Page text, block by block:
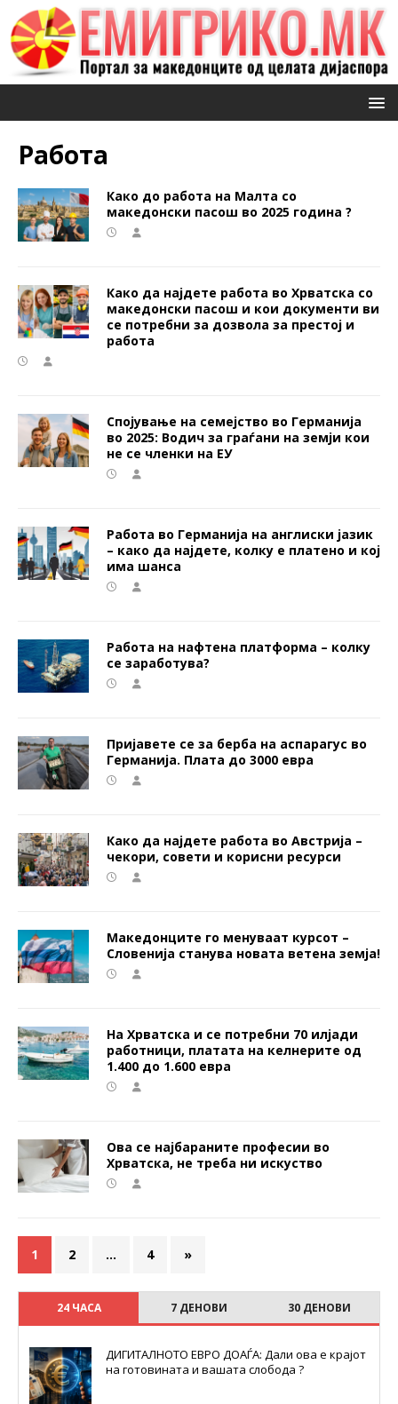
Работа
Како до работа на Малта со
македонски пасош во 2025 година ?
Како да најдете работа во Хрватска со
македонски пасош и кои документи ви
се потребни за дозвола за престој и
работа
Спојување на семејство во Германија
во 2025: Водич за граѓани на земји кои
не се членки на ЕУ
Работа во Германија на англиски јазик
– како да најдете, колку е платенo и кој
има шанса
Работа на нафтена платформа – колку
се заработува?
Пријавете се за берба на аспарагус во
Германија. Плата до 3000 евра
Како да најдете работа во Австрија –
чекори, совети и корисни ресурси
Македонците го менуваат курсот –
Словенија станува новата ветена земја!
На Хрватска и се потребни 70 илјади
работници, платата на келнерите од
1.400 до 1.600 евра
Ова се најбараните професии во
Хрватска, не треба ни искуство
1 2 … 4 »
24 ЧАСА 7 ДЕНОВИ 30 ДЕНОВИ
ДИГИТАЛНОТО ЕВРО ДОАЃА: Дали ова е крајот
на готовината и вашата слобода ?